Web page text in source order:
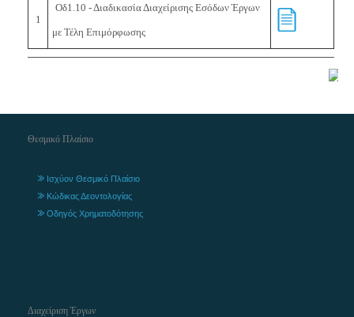
1
Οδ1.10 - Διαδικασία Διαχείρισης Εσόδων Έργων
με Τέλη Επιμόρφωσης
Θεσμικό Πλαίσιο
Ισχύον Θεσμικό Πλαίσιο
Κώδικας Δεοντολογίας
Οδηγός Χρηματοδότησης
Διαχείριση Έργων